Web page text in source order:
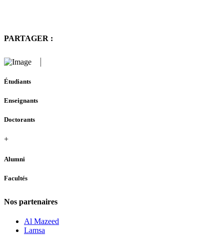
PARTAGER :
Étudiants
Enseignants
Doctorants
+
Alumni
Facultés
Nos partenaires
Al Mazeed
Lamsa